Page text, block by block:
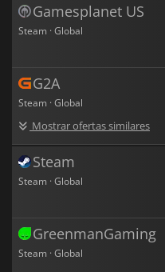
Gamesplanet US
Steam · Global
G2A
Steam · Global
Mostrar ofertas similares
Steam
Steam · Global
GreenmanGaming
Steam · Global